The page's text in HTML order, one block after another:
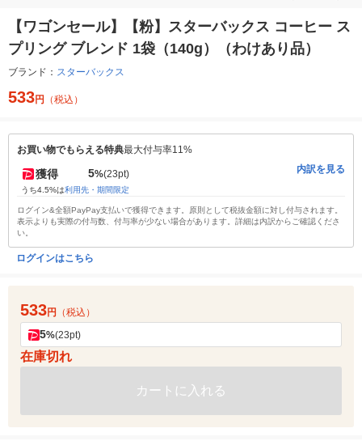
【ワゴンセール】【粉】スターバックス コーヒー ス
プリング ブレンド 1袋（140g）（わけあり品）
ブランド： スターバックス
533円 （税込）
お買い物でもらえる特典最大付与率11%
獲得 5%(23pt)
うち4.5%は利用先・期間限定
内訳を見る
ログイン&全額PayPay支払いで獲得できます。原則として税抜金額に対し付与されます。
表示よりも実際の付与数、付与率が少ない場合があります。詳細は内訳からご確認くださ
い。
ログインはこちら
533円 （税込）
5%(23pt)
在庫切れ
カートに入れる